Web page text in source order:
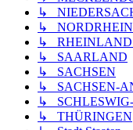
↳
↳
↳ RHEINLAND
↳ SAARLAND
↳ SACHSEN
↳ SACHSEN-
↳
↳ THÜRINGEN